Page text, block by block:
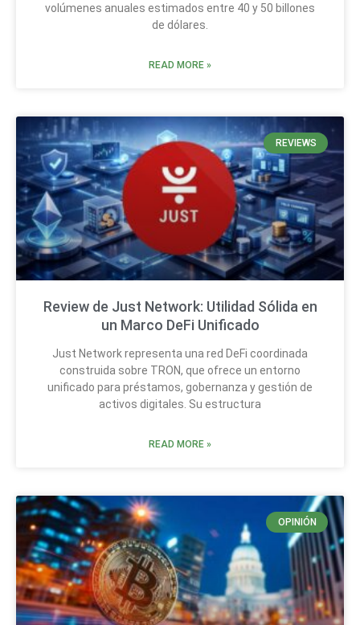
volúmenes anuales estimados entre 40 y 50 billones
de dólares.
READ MORE »
REVIEWS
Review de Just Network: Utilidad Sólida en
un Marco DeFi Unificado
Just Network representa una red DeFi coordinada
construida sobre TRON, que ofrece un entorno
unificado para préstamos, gobernanza y gestión de
activos digitales. Su estructura
READ MORE »
OPINIÓN